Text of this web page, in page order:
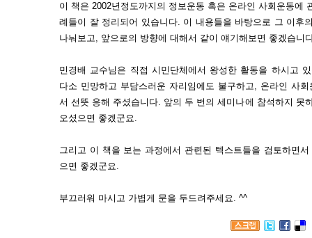
이 책은 2002년정도까지의 정보운동 혹은 온라인 사회운동에
례들이 잘 정리되어 있습니다. 이 내용들을 바탕으로 그 이후
나눠보고, 앞으로의 방향에 대해서 같이 얘기해보면 좋겠습니
민경배 교수님은 직접 시민단체에서 왕성한 활동을 하시고
다소 민망하고 부담스러운 자리임에도 불구하고, 온라인 사
서 선뜻 응해 주셨습니다. 앞의 두 번의 세미나에 참석하지 못
오셨으면 좋겠군요.
그리고 이 책을 보는 과정에서 관련된 텍스트들을 검토하면
으면 좋겠군요.
부끄러워 마시고 가볍게 문을 두드려주세요. ^^